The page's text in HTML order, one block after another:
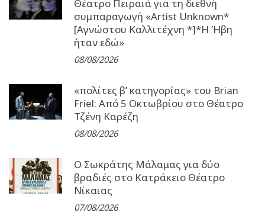
Θέατρο Πειραιά για τη διεθνή
συμπαραγωγή «Artist Unknown*
[Αγνώστου Καλλιτέχνη *]*Η Ήβη
ήταν εδώ»
08/08/2026
«πολίτες β’ κατηγορίας» του Brian
Friel: Από 5 Οκτωβρίου στο Θέατρο
Τζένη Καρέζη
08/08/2026
Ο Σωκράτης Μάλαμας για δύο
βραδιές στο Κατράκειο Θέατρο
Νίκαιας
07/08/2026